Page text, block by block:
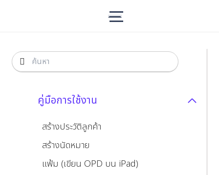
คู่มือการใช้งาน
สร้างประวัติลูกค้า
สร้างนัดหมาย
แฟ้ม (เขียน OPD บน iPad)